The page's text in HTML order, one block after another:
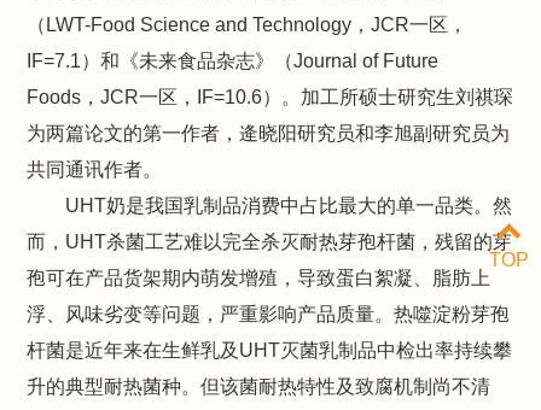
（LWT-Food Science and Technology，JCR一区，
IF=7.1）和《未来食品杂志》（Journal of Future
Foods，JCR一区，IF=10.6）。加工所硕士研究生刘祺琛
为两篇论文的第一作者，逄晓阳研究员和李旭副研究员为
共同通讯作者。
UHT奶是我国乳制品消费中占比最大的单一品类。然
而，UHT杀菌工艺难以完全杀灭耐热芽孢杆菌，残留的芽
孢可在产品货架期内萌发增殖，导致蛋白絮凝、脂肪上
浮、风味劣变等问题，严重影响产品质量。热噬淀粉芽孢
杆菌是近年来在生鲜乳及UHT灭菌乳制品中检出率持续攀
升的典型耐热菌种。但该菌耐热特性及致腐机制尚不清
TOP